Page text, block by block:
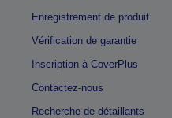
Enregistrement de produit
Vérification de garantie
Inscription à CoverPlus
Contactez-nous
Recherche de détaillants